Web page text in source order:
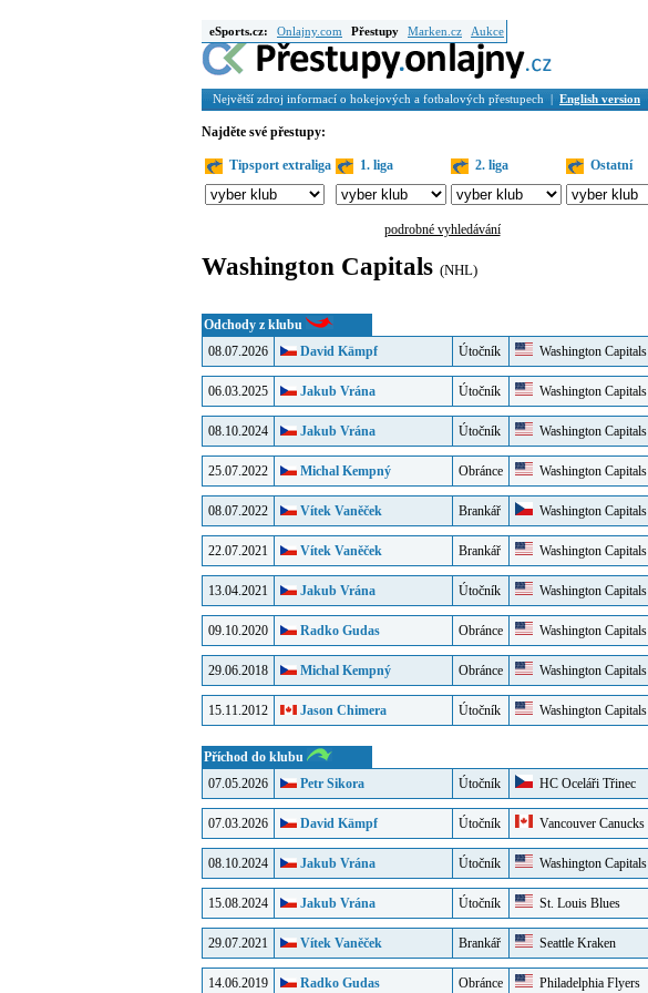
eSports.cz: Onlajny.com Přestupy Marken.cz Aukce
Největší zdroj informací o hokejových a fotbalových přestupech | English version
Najděte své přestupy:
Tipsport extraliga 1. liga 2. liga Ostatní
podrobné vyhledávání
Washington Capitals (NHL)
Odchody z klubu
08.07.2026
David Kämpf Útočník Washington Capitals
06.03.2025 Jakub Vrána Útočník Washington Capitals
08.10.2024 Jakub Vrána Útočník Washington Capitals
25.07.2022 Michal Kempný Obránce Washington Capitals
08.07.2022 Vítek Vaněček Brankář Washington Capitals
22.07.2021 Vítek Vaněček Brankář Washington Capitals
13.04.2021 Jakub Vrána Útočník Washington Capitals
09.10.2020 Radko Gudas Obránce Washington Capitals
29.06.2018 Michal Kempný Obránce Washington Capitals
15.11.2012 Jason Chimera Útočník Washington Capitals
Příchod do klubu
07.05.2026
Petr Sikora Útočník HC Oceláři Třinec
07.03.2026 David Kämpf Útočník Vancouver Canucks
08.10.2024 Jakub Vrána Útočník Washington Capitals
15.08.2024 Jakub Vrána Útočník St. Louis Blues
29.07.2021 Vítek Vaněček Brankář Seattle Kraken
14.06.2019 Radko Gudas Obránce Philadelphia Flyers